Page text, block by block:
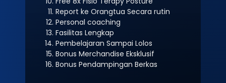
Report ke Orangtua Secara rutin
Personal coaching
Fasilitas Lengkap
Pembelajaran Sampai Lolos
Bonus Merchandise Eksklusif
Bonus Pendampingan Berkas